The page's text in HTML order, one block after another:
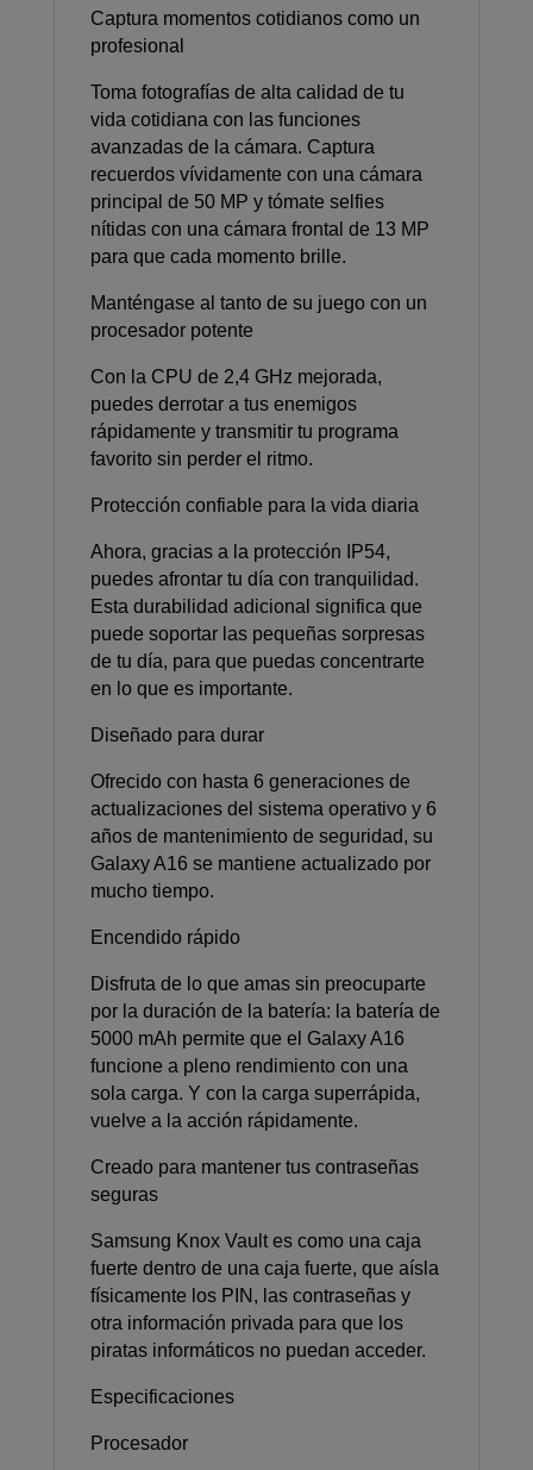
Captura momentos cotidianos como un
profesional
Toma fotografías de alta calidad de tu
vida cotidiana con las funciones
avanzadas de la cámara. Captura
recuerdos vívidamente con una cámara
principal de 50 MP y tómate selfies
nítidas con una cámara frontal de 13 MP
para que cada momento brille.
Manténgase al tanto de su juego con un
procesador potente
Con la CPU de 2,4 GHz mejorada,
puedes derrotar a tus enemigos
rápidamente y transmitir tu programa
favorito sin perder el ritmo.
Protección confiable para la vida diaria
Ahora, gracias a la protección IP54,
puedes afrontar tu día con tranquilidad.
Esta durabilidad adicional significa que
puede soportar las pequeñas sorpresas
de tu día, para que puedas concentrarte
en lo que es importante.
Diseñado para durar
Ofrecido con hasta 6 generaciones de
actualizaciones del sistema operativo y 6
años de mantenimiento de seguridad, su
Galaxy A16 se mantiene actualizado por
mucho tiempo.
Encendido rápido
Disfruta de lo que amas sin preocuparte
por la duración de la batería: la batería de
5000 mAh permite que el Galaxy A16
funcione a pleno rendimiento con una
sola carga. Y con la carga superrápida,
vuelve a la acción rápidamente.
Creado para mantener tus contraseñas
seguras
Samsung Knox Vault es como una caja
fuerte dentro de una caja fuerte, que aísla
físicamente los PIN, las contraseñas y
otra información privada para que los
piratas informáticos no puedan acceder.
Especificaciones
Procesador